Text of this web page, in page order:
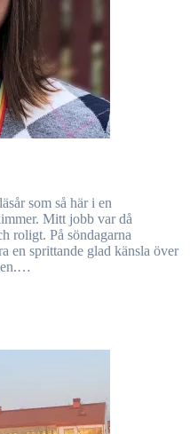
Mitt jobb var då
roligt. På söndagarna
en sprittande glad känsla över